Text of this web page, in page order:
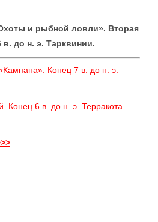
и рыбной ловли». Вторая
в. до н. э. Тарквинии.
Конец 7 в. до н. э.
Конец 6 в. до н. э. Терракота.